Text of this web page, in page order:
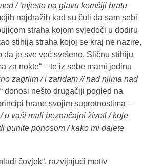
/ ‘mjesto na glavu komšiji bratu
najdražih kad su čuli da sam sebi
straha kojom svjedoči u dodiru
stihija straha kojoj se kraj ne nazire,
da je sve već svršeno. Sličnu stihiju
za nokte“ – te iz sebe mami jedinu
zagrlim / i zaridam // nad njima nad
donosi nešto drugačiji pogled na
hrane svojim suprotnostima –
o vaši mali beznačajni životi / koje
punite ponosom / kako mi dajete
čovjek“, razvijajući motiv